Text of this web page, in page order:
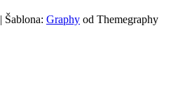
| Šablona: Graphy od Themegraphy